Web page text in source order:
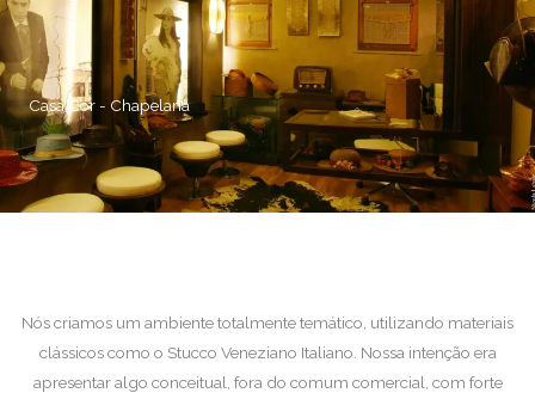
Casa Cor - Chapelaria
Nós criamos um ambiente totalmente temático, utilizando materiais
clássicos como o Stucco Veneziano Italiano. Nossa intenção era
apresentar algo conceitual, fora do comum comercial, com forte